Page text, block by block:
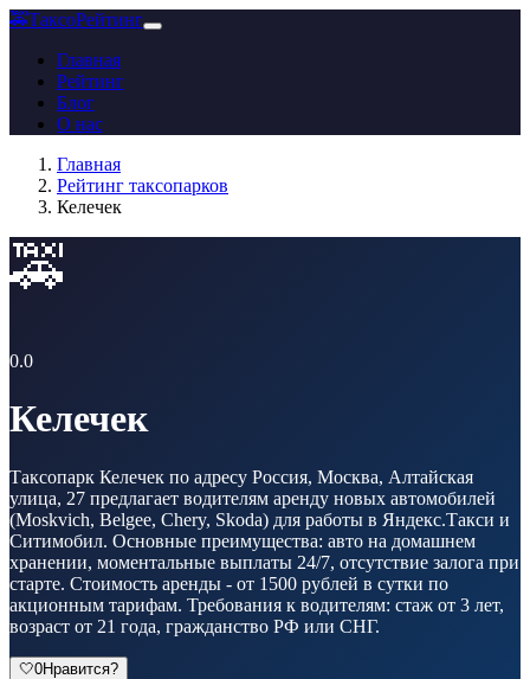
🚕ТаксоРейтинг
Главная
Рейтинг
Блог
О нас
Главная
Рейтинг таксопарков
Келечек
🚕
0.0
Келечек
Таксопарк Келечек по адресу Россия, Москва, Алтайская
улица, 27 предлагает водителям аренду новых автомобилей
(Moskvich, Belgee, Chery, Skoda) для работы в Яндекс.Такси и
Ситимобил. Основные преимущества: авто на домашнем
хранении, моментальные выплаты 24/7, отсутствие залога при
старте. Стоимость аренды - от 1500 рублей в сутки по
акционным тарифам. Требования к водителям: стаж от 3 лет,
возраст от 21 года, гражданство РФ или СНГ.
🤍0Нравится?